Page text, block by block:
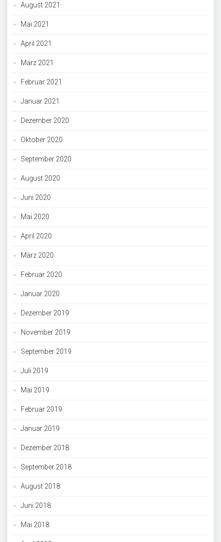
August 2021
Mai 2021
April 2021
März 2021
Februar 2021
Januar 2021
Dezember 2020
Oktober 2020
September 2020
August 2020
Juni 2020
Mai 2020
April 2020
März 2020
Februar 2020
Januar 2020
Dezember 2019
November 2019
September 2019
Juli 2019
Mai 2019
Februar 2019
Januar 2019
Dezember 2018
September 2018
August 2018
Juni 2018
Mai 2018